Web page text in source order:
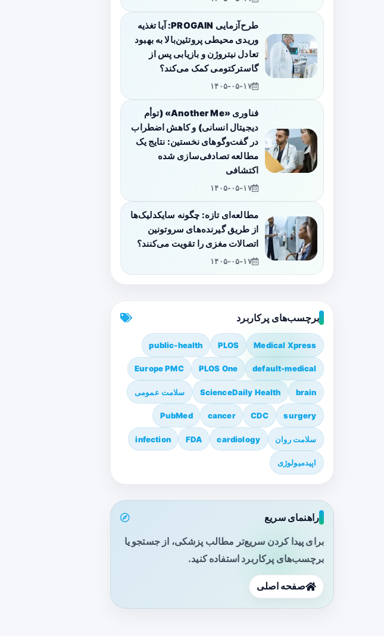
طرح‌آزمایی PROGAIN: آیا تغذیه
وریدی محیطی پروتئین‌بالا به بهبود
تعادل نیتروژن و بازیابی پس از
گاسترکتومی کمک می‌کند؟
۱۴۰۵-۰۵-۱۷
فناوری «Another Me» (توأم
دیجیتال انسانی) و کاهش اضطراب
در گفت‌وگوهای نخستین: نتایج یک
مطالعه تصادفی‌سازی شده
اکتشافی
۱۴۰۵-۰۵-۱۷
مطالعه‌ای تازه: چگونه سایکدلیک‌ها
از طریق گیرنده‌های سروتونین
اتصالات مغزی را تقویت می‌کنند؟
۱۴۰۵-۰۵-۱۷
برچسب‌های پرکاربرد
Medical Xpress
PLOS
public-health
default-medical
PLOS One
Europe PMC
brain
ScienceDaily Health سلامت عمومی
surgery
CDC
cancer
PubMed
سلامت روان cardiology
FDA
infection
اپیدمیولوژی
راهنمای سریع
برای پیدا کردن سریع‌تر مطالب پزشکی، از جستجو یا
برچسب‌های پرکاربرد استفاده کنید.
صفحه اصلی